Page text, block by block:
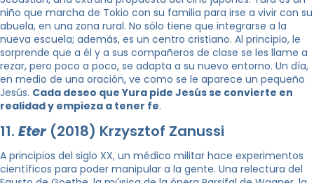
niño que marcha de Tokio con su familia para irse a vivir con su
abuela, en una zona rural. No sólo tiene que integrarse a la
nueva escuela; además, es un centro cristiano. Al principio, le
sorprende que a él y a sus compañeros de clase se les llame a
rezar, pero poco a poco, se adapta a su nuevo entorno. Un día,
en medio de una oración, ve como se le aparece un pequeño
Jesús. Cada deseo que Yura pide Jesús se convierte en
realidad y empieza a tener fe.
11. Eter (2018) Krzysztof Zanussi
A principios del siglo XX, un médico militar hace experimentos
científicos para poder manipular a la gente. Una relectura del